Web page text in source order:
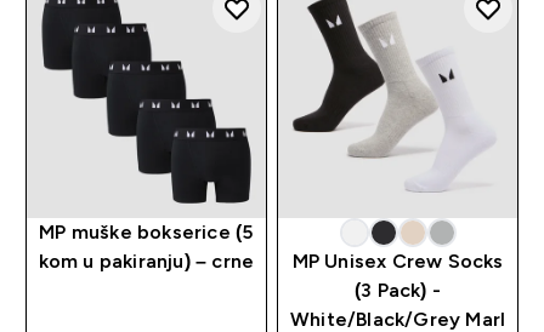
MP muške bokserice (5
kom u pakiranju) – crne
MP Unisex Crew Socks
(3 Pack) -
White/Black/Grey Marl